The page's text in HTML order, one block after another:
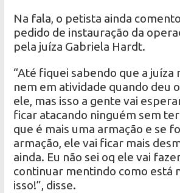
Na fala, o petista ainda
pedido de instauração da
pela juíza Gabriela Hardt.
“Até fiquei sabendo que a juíza
nem em atividade quando deu
ele, mas isso a gente vai
ficar atacando ninguém sem
que é mais uma armação e se
armação, ele vai ficar mais
ainda. Eu não sei oq ele vai
continuar mentindo como está
isso!”, disse.